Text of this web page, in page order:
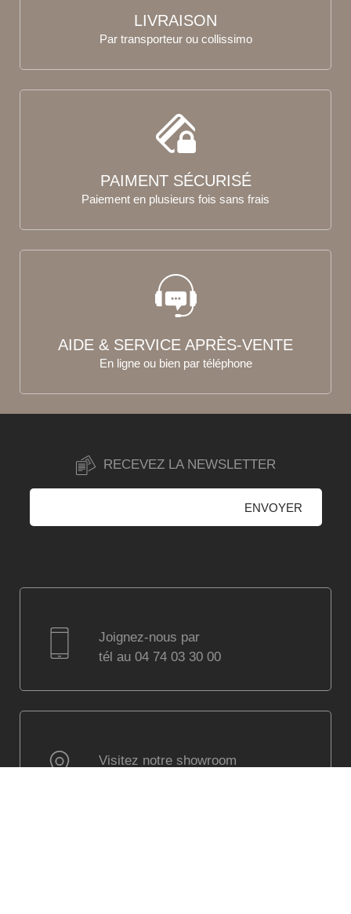
LIVRAISON
Par transporteur ou collissimo
PAIMENT SÉCURISÉ
Paiement en plusieurs fois sans frais
AIDE & SERVICE APRÈS-VENTE
En ligne ou bien par téléphone
RECEVEZ LA NEWSLETTER
Joignez-nous par
tél au 04 74 03 30 00
Visitez notre showroom